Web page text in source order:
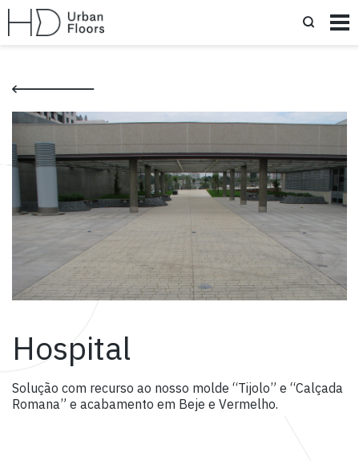
Hospital
Solução com recurso ao nosso molde “Tijolo” e “Calçada
Romana” e acabamento em Beje e Vermelho.